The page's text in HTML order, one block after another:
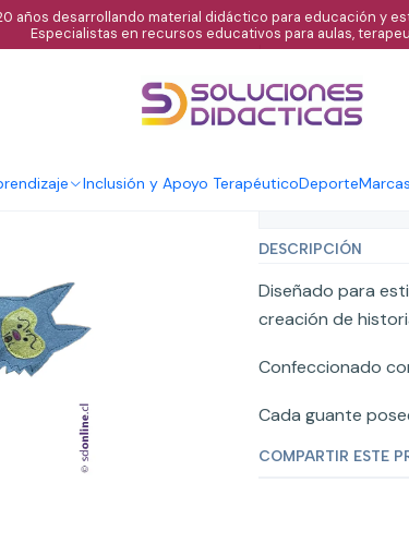
Inclusión y Apoyo TerapéuticoDeporteMarcas
años desarrollando material didáctico para educación y
Especialistas en recursos educativos para aulas,
|
Guante
DESCRIPCIÓN
Diseñado para
creación de
Confeccionado
Cada guante
COMPARTIR ESTE